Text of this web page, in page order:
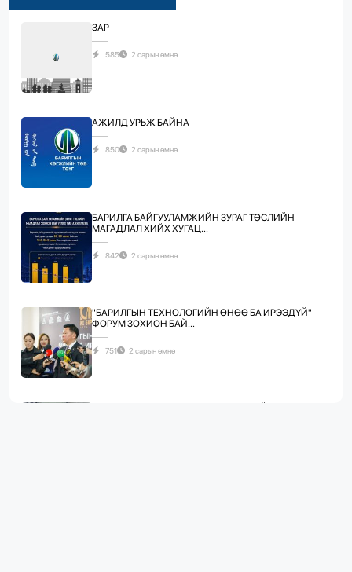
ЗАР
585 2 сарын өмнө
АЖИЛД УРЬЖ БАЙНА
850 2 сарын өмнө
БАРИЛГА БАЙГУУЛАМЖИЙН ЗУРАГ ТӨСЛИЙН
МАГАДЛАЛ ХИЙХ ХУГАЦ...
842 2 сарын өмнө
"БАРИЛГЫН ТЕХНОЛОГИЙН ӨНӨӨ БА ИРЭЭДҮЙ"
ФОРУМ ЗОХИОН БАЙ...
751 2 сарын өмнө